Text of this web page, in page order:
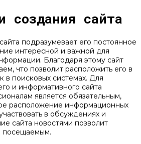
создания сайта
подразумевает его постоянное
интересной и важной для
Благодаря этому сайт
что позволит расположить его в
в поисковых системах. Для
и информативного сайта
является обязательным,
расположение информационных
в обсуждениях и
сайта новостями позволит
посещаемым.